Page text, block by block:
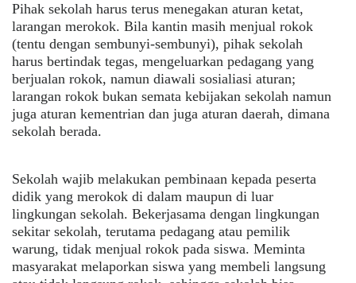
Pihak sekolah harus terus menegakan aturan ketat,
larangan merokok. Bila kantin masih menjual rokok
(tentu dengan sembunyi-sembunyi), pihak sekolah
harus bertindak tegas, mengeluarkan pedagang yang
berjualan rokok, namun diawali sosialiasi aturan;
larangan rokok bukan semata kebijakan sekolah namun
juga aturan kementrian dan juga aturan daerah, dimana
sekolah berada.
Sekolah wajib melakukan pembinaan kepada peserta
didik yang merokok di dalam maupun di luar
lingkungan sekolah. Bekerjasama dengan lingkungan
sekitar sekolah, terutama pedagang atau pemilik
warung, tidak menjual rokok pada siswa. Meminta
masyarakat melaporkan siswa yang membeli langsung